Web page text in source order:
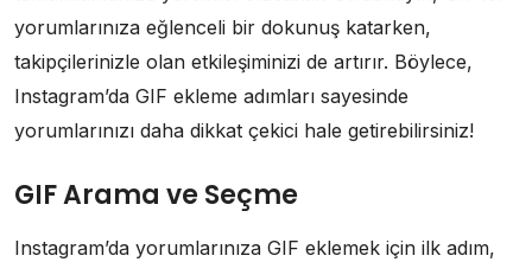
yorumlarınıza eğlenceli bir dokunuş katarken,
takipçilerinizle olan etkileşiminizi de artırır. Böylece,
Instagram’da GIF ekleme adımları sayesinde
yorumlarınızı daha dikkat çekici hale getirebilirsiniz!
GIF Arama ve Seçme
Instagram’da yorumlarınıza GIF eklemek için ilk adım,